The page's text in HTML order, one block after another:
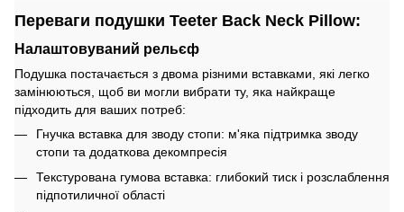
Переваги подушки Teeter Back Neck Pillow:
Налаштовуваний рельєф
Подушка постачається з двома різними вставками, які легко
замінюються, щоб ви могли вибрати ту, яка найкраще
підходить для ваших потреб:
Гнучка вставка для зводу стопи: м'яка підтримка зводу
стопи та додаткова декомпресія
Текстурована гумова вставка: глибокий тиск і розслаблення
підпотиличної області